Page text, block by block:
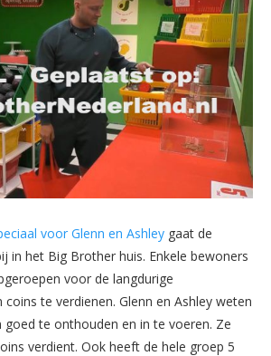
voor Glenn en Ashley gaat de
in het Big Brother huis. Enkele bewoners
voor de langdurige
te verdienen. Glenn en Ashley weten
goed te onthouden en in te voeren. Ze
verdient. Ook heeft de hele groep 5